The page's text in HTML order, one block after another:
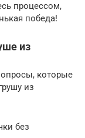
процессом,
победа!
из
которые
из
без